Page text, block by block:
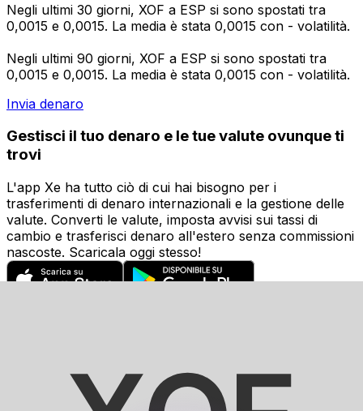
Negli ultimi 30 giorni, XOF a ESP si sono spostati tra
0,0015 e 0,0015. La media è stata 0,0015 con - volatilità.
Negli ultimi 90 giorni, XOF a ESP si sono spostati tra
0,0015 e 0,0015. La media è stata 0,0015 con - volatilità.
Invia denaro
Gestisci il tuo denaro e le tue valute ovunque ti
trovi
L'app Xe ha tutto ciò di cui hai bisogno per i
trasferimenti di denaro internazionali e la gestione delle
valute. Converti le valute, imposta avvisi sui tassi di
cambio e trasferisci denaro all'estero senza commissioni
nascoste. Scaricala oggi stesso!